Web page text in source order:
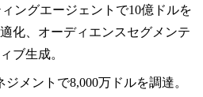
ングエージェントで10億ドルを
化、オーディエンスセグメンテ
ブ生成。
メントで8,000万ドルを調達。